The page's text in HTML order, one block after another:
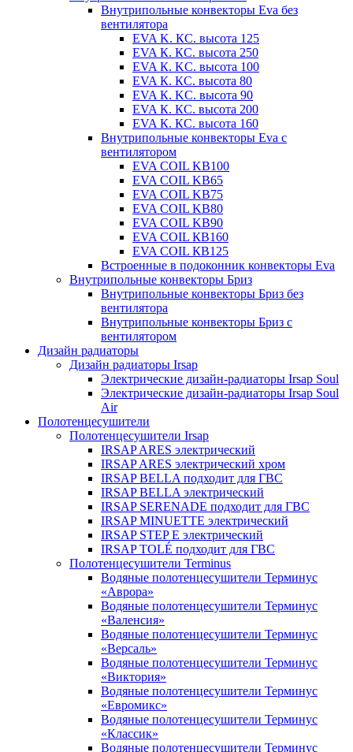
Внутрипольные конвекторы Eva без
вентилятора
EVA K. КС. высота 125
EVA К. КС. высота 250
EVA К. KС. высота 100
EVA К. КС. высота 80
EVA К. KC. высота 90
EVA К. КС. высота 200
EVA К. КС. высота 160
Внутрипольные конвекторы Eva с
вентилятором
EVA COIL KB100
EVA COIL KB65
EVA COIL KB75
EVA COIL KB80
EVA COIL KB90
EVA COIL КВ160
EVA COIL КВ125
Встроенные в подоконник конвекторы Eva
Внутрипольные конвекторы Бриз
Внутрипольные конвекторы Бриз без
вентилятора
Внутрипольные конвекторы Бриз с
вентилятором
Дизайн радиаторы
Дизайн радиаторы Irsap
Электрические дизайн-радиаторы Irsap Soul
Электрические дизайн-радиаторы Irsap Soul
Air
Полотенцесушители
Полотенцесушители Irsap
IRSAP ARES электрический
IRSAP ARES электрический хром
IRSAP BELLA подходит для ГВС
IRSAP BELLA электрический
IRSAP SERENADE подходит для ГВС
IRSAP MINUETTE электрический
IRSAP STEP E электрический
IRSAP TOLÉ подходит для ГВС
Полотенцесушители Terminus
Водяные полотенцесушители Терминус
«Аврора»
Водяные полотенцесушители Терминус
«Валенсия»
Водяные полотенцесушители Терминус
«Версаль»
Водяные полотенцесушители Терминус
«Виктория»
Водяные полотенцесушители Терминус
«Евромикс»
Водяные полотенцесушители Терминус
«Классик»
Водяные полотенцесушители Терминус